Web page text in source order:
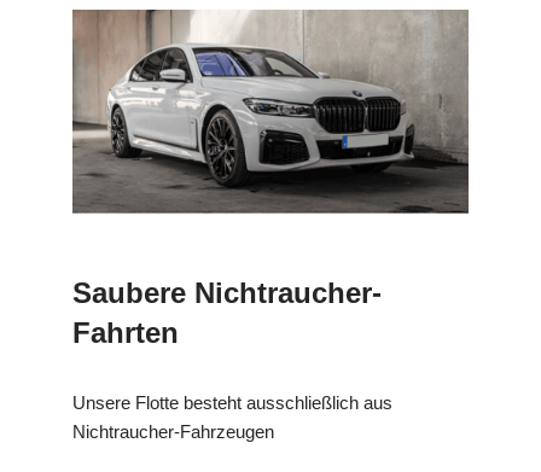
Saubere Nichtraucher-
Fahrten
Unsere Flotte besteht ausschließlich aus
Nichtraucher-Fahrzeugen